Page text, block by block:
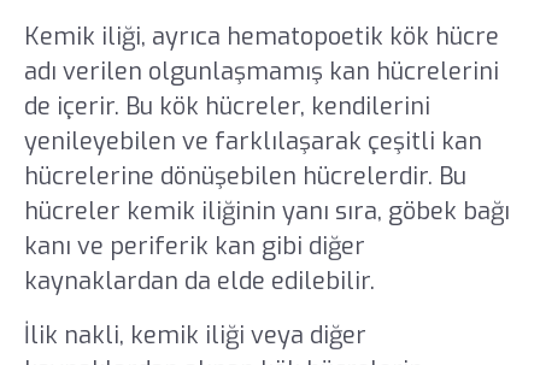
Kemik iliği, ayrıca hematopoetik kök hücre
adı verilen olgunlaşmamış kan hücrelerini
de içerir. Bu kök hücreler, kendilerini
yenileyebilen ve farklılaşarak çeşitli kan
hücrelerine dönüşebilen hücrelerdir. Bu
hücreler kemik iliğinin yanı sıra, göbek bağı
kanı ve periferik kan gibi diğer
kaynaklardan da elde edilebilir.
İlik nakli, kemik iliği veya diğer